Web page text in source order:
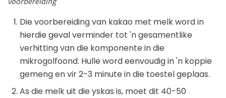
Die voorbereiding van kakao met melk word in
hierdie geval verminder tot 'n gesamentlike
verhitting van die komponente in die
mikrogolfoond. Hulle word eenvoudig in 'n koppie
gemeng en vir 2-3 minute in die toestel geplaas.
As die melk uit die yskas is, moet dit 40-50